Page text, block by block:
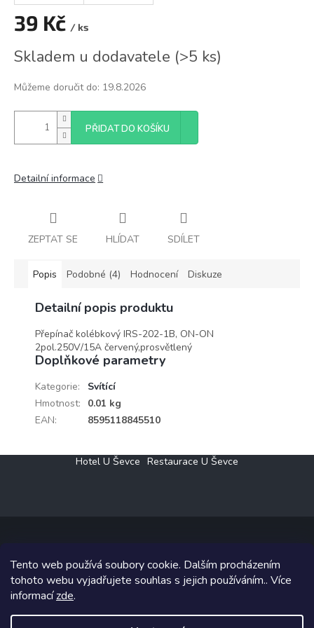
Tento web používá soubory cookie. Dalším procházením
tohoto webu vyjadřujete souhlas s jejich používáním.. Více
informacízde.
39 Kč / ks
cena:
Skladem u dodavatele (>5 ks)
Můžeme doručit do: 19.8.2026
PŘIDAT DO KOŠÍKU
Detailní informace
ZEPTAT SE HLÍDAT SDÍLET
Popis Podobné (4) Hodnocení Diskuze
Detailní popis produktu
Přepínač kolébkový IRS-202-1B, ON-ON
2pol.250V/15A červený,prosvětlený
Doplňkové parametry
Kategorie:
Svítící
Hmotnost:
0.01 kg
EAN: 8595118845510
Hotel U Ševce Restaurace U Ševce
Copyright 2026Elektro Klesný s.r.o.. Všechna práva vyhrazena.
Grafický návrh vytvořil a na Shoptet implementoval
Shoptetak.cz.